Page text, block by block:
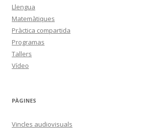
Llengua
Matemàtiques
Pràctica compartida
Programas
Tallers
Vídeo
PÀGINES
Vincles audiovisuals